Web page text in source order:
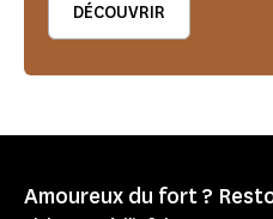
DÉCOUVRIR
Amoureux du fort ?